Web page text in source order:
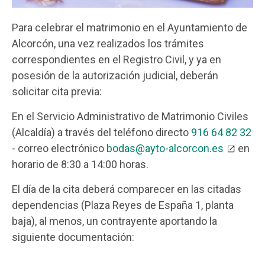
Para celebrar el matrimonio en el Ayuntamiento de
Alcorcón, una vez realizados los trámites
correspondientes en el Registro Civil, y ya en
posesión de la autorización judicial, deberán
solicitar cita previa:
En el Servicio Administrativo de Matrimonio Civiles
(Alcaldía) a través del teléfono directo 916 64 82 32
- correo electrónico bodas@ayto-alcorcon.es
en
horario de 8:30 a 14:00 horas.
El día de la cita deberá comparecer en las citadas
dependencias (Plaza Reyes de España 1, planta
baja), al menos, un contrayente aportando la
siguiente documentación: